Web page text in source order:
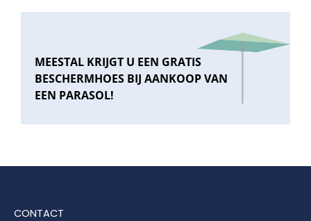
MEESTAL KRIJGT U EEN GRATIS
BESCHERMHOES BIJ AANKOOP VAN
EEN PARASOL!
CONTACT